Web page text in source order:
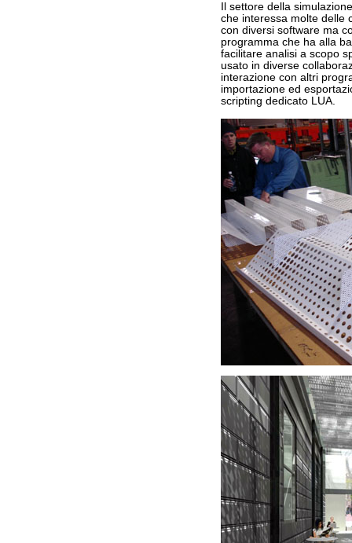
Il settore della
che interessa molte delle
con diversi software ma
programma che ha alla
facilitare analisi a scopo
usato in diverse
interazione con altri
importazione ed
scripting dedicato LUA.